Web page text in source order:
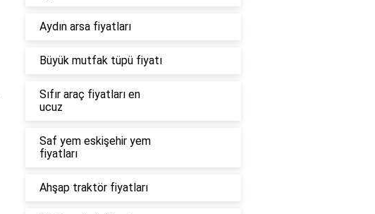
Aydın arsa fiyatları
Büyük mutfak tüpü fiyatı
Sıfır araç fiyatları en
ucuz
Saf yem eskişehir yem
fiyatları
Ahşap traktör fiyatları